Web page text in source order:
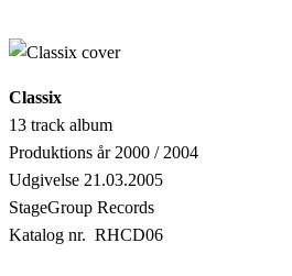
Classix
13 track album
Produktions år 2000 / 2004
Udgivelse 21.03.2005
StageGroup Records
Katalog nr. RHCD06